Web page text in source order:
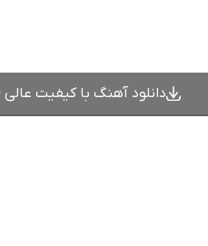
دانلود آهنگ با کیفیت عالی 320